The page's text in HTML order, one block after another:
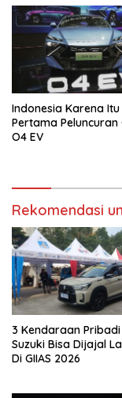
Indonesia Karena
Pertama
O4 EV
Rekomendasi
3 Kendaraan
Suzuki Bisa Dijajal
Di GIIAS 2026